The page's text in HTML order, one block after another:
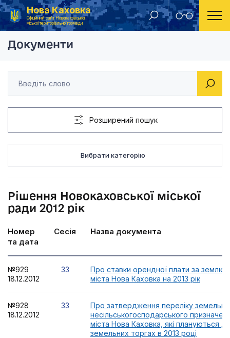
Нова Каховка
Офіційний сайт Новокаховської
міської територіальної громади
Головна Рішення Новокаховської міської ради 2012 рік
Документи
Розширений пошук
Вибрати категорію
Рішення Новокаховської міської
ради 2012 рік
Номер
та дата
Сесія Назва документа
№929
18.12.2012
33
Про ставки орендної плати за землю
міста Нова Каховка на 2013 рік
№928
18.12.2012
33
Про затвердження переліку
несільськогосподарського
міста Нова Каховка, які плануються
земельних торгах в 2013 році